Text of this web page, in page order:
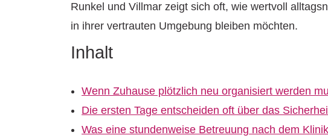
Runkel und Villmar zeigt sich oft, wie wertvoll
in ihrer vertrauten Umgebung bleiben möchten.
Inhalt
Wenn Zuhause plötzlich neu organisiert werden
Die ersten Tage entscheiden oft über das
Was eine stundenweise Betreuung nach dem